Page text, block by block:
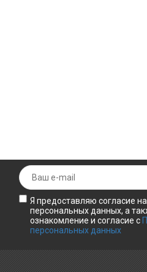
Я предоставляю согласие
персональных данных, а
ознакомление и согласие с
персональных данных